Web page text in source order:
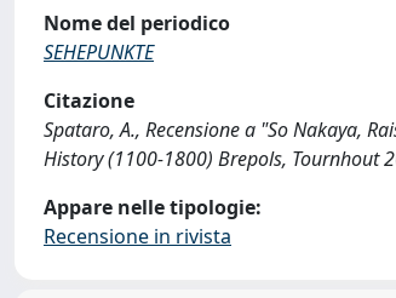
Nome del periodico
SEHEPUNKTE
Citazione
Spataro, A., Recensione a "So Nakaya,
History (1100-1800) Brepols, Tournhout
Appare nelle tipologie:
Recensione in rivista